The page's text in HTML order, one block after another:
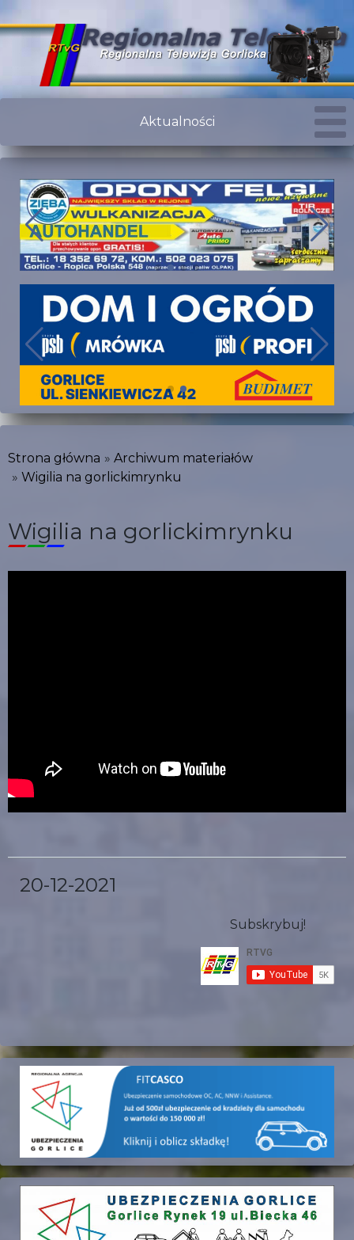
Aktualności
Strona główna
Archiwum materiałów
Wigilia na gorlickimrynku
Wigilia na gorlickimrynku
20-12-2021
Subskrybuj!